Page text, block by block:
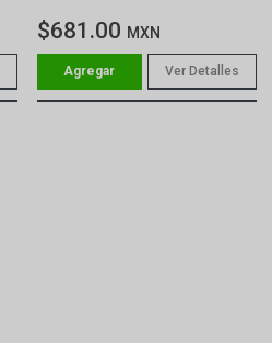
$681.00 MXN
Ver Detalles